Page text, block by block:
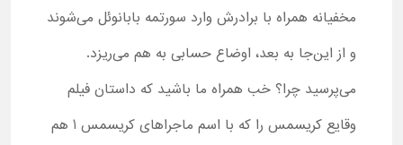
مخفیانه همراه با برادرش وارد سورتمه بابانوئل می‌شوند
و از این‌جا به بعد، اوضاع حسابی به هم می‌ریزد.
می‌پرسید چرا؟ خب همراه ما باشید که داستان فیلم
وقایع کریسمس را که با اسم ماجراهای کریسمس 1 هم